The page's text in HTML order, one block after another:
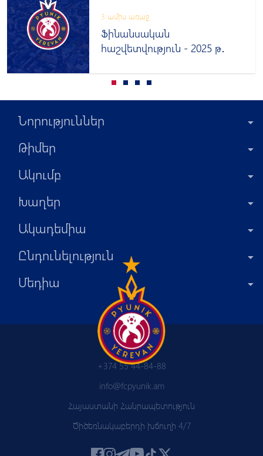
3 ամիս առաջ
Ֆինանսական
հաշվետվություն - 2025 թ․
Նորություններ
Թիմեր
Ակումբ
Խաղեր
Ակադեմիա
Ընդունելություն
Մեդիա
+374 55 44-84-88
info@fcpyunik.am
Հայաստանի Հանրապետություն
Ծիծեռնակաբերդի խճուղի 4/7